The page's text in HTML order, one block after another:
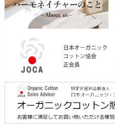
お問い合わせchevron_right